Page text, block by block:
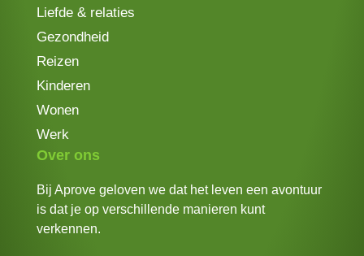
Liefde & relaties
Gezondheid
Reizen
Kinderen
Wonen
Werk
Over ons
Bij Aprove geloven we dat het leven een avontuur
is dat je op verschillende manieren kunt
verkennen.